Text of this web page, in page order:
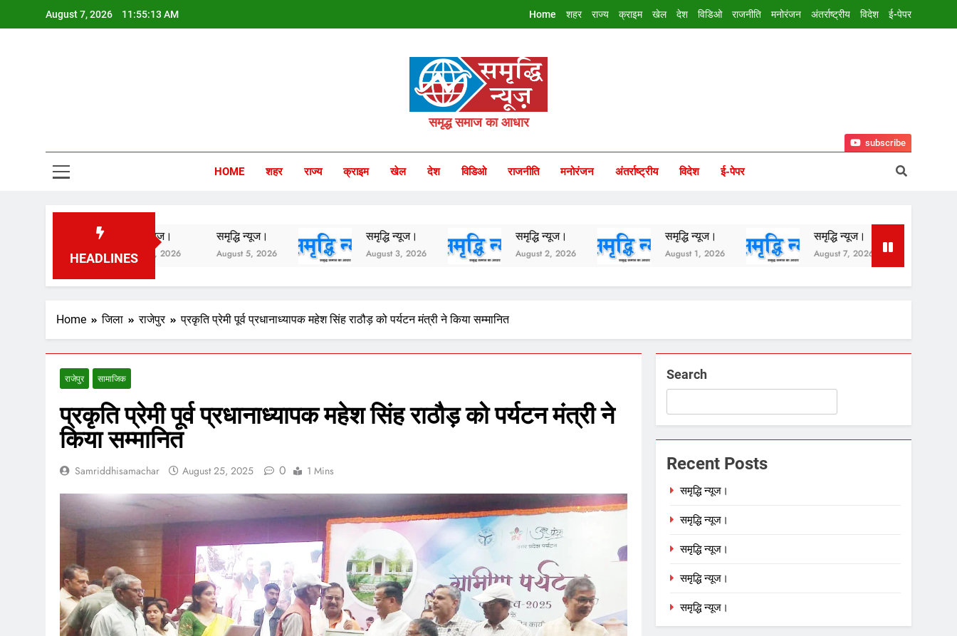
August 7, 2026 11:55:14 AM Home शहर राज्य क्राइम खेल देश विडिओ राजनीति मनोरंजन अंतर्राष्ट्रीय विदेश ई-पेपर
Samriddhi Samachar
समृद्ध समाज का आधार
HOME शहर राज्य क्राइम खेल देश विडिओ राजनीति मनोरंजन अंतर्राष्ट्रीय विदेश ई-पेपर
subscribe
HEADLINES
समृद्धि न्यूज।
August 6, 2026
समृद्धि न्यूज।
August 5, 2026
समृद्धि न्यूज।
August 3, 2026
समृद्धि न्यूज।
August 2, 2026
समृद्धि न्यूज।
August 1, 2026
समृद्धि न्यूज।
August 7, 2026
Home जिला राजेपुर प्रकृति प्रेमी पूर्व प्रधानाध्यापक महेश सिंह राठौड़ को पर्यटन मंत्री ने किया सम्मानित
राजेपुर सामाजिक
प्रकृति प्रेमी पूर्व प्रधानाध्यापक महेश सिंह राठौड़ को पर्यटन मंत्री ने
किया सम्मानित
Samriddhisamachar August 25, 2025 0 1 Mins
Search
Recent Posts
समृद्धि न्यूज।
समृद्धि न्यूज।
समृद्धि न्यूज।
समृद्धि न्यूज।
समृद्धि न्यूज।